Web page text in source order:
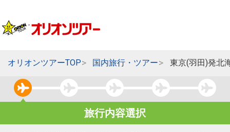
オリオンツアーTOP 国内旅行・ツアー 東京(羽田)発北
旅行内容選択